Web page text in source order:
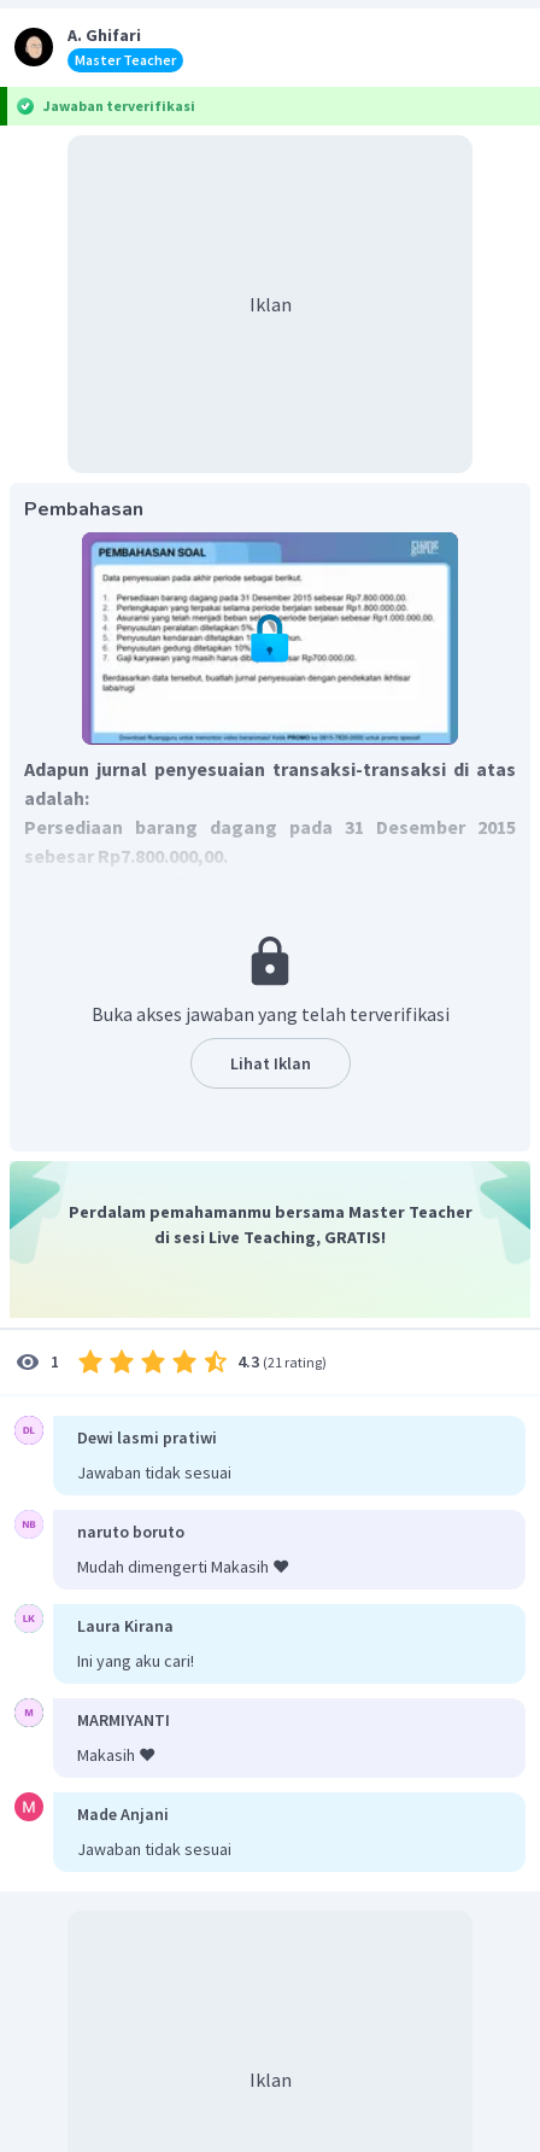
A. Ghifari
Master Teacher
Jawaban terverifikasi
Iklan
Pembahasan
Adapun jurnal penyesuaian transaksi-transaksi di atas
adalah:
Persediaan barang dagang pada 31 Desember 2015
sebesar Rp7.800.000,00.
Persediaan barang dagangan (D) Rp7.800.000,00
Perlengkapan yang terpakai selama periode berjalan
sebesar Rp1.800.000,00.
Beban perlengkapan (D) Rp1.800.000,00
berjalan sebesar Rp1.000.000,00.
Beban asuransi (D) Rp1.000.000,00
Asuransi dibayar di muka (K) Rp1.000.000,00
Penyusutan peralatan ditetapkan 5%.
Akumulasi penyusutan peralatan (K) (nilai peralatan x
Penyusutan kendaraan ditetapkan 10% per tahun.
Akumulasi penyusutan peralatan (K) (
Penyusutan gedung ditetapkan 10%.
Beban penyusutan gedung (D) (
Gaji karyawan yang masih harus dibayar sebesar
Rp700.000,00.
Beban gaji (D) Rp700.000,00
Utang gaji (K) Rp700.000,00
Ruangguru yuk, GRATIS lho!
Buka akses jawaban yang telah terverifikasi
Lihat Iklan
Perdalam pemahamanmu bersama Master Teacher
di sesi Live Teaching, GRATIS!
1 4.3 (21 rating)
Dewi lasmi pratiwi
Jawaban tidak sesuai
naruto boruto
Mudah dimengerti Makasih ❤️
Laura Kirana
Ini yang aku cari!
MARMIYANTI
Makasih ❤️
Made Anjani
Jawaban tidak sesuai
Iklan